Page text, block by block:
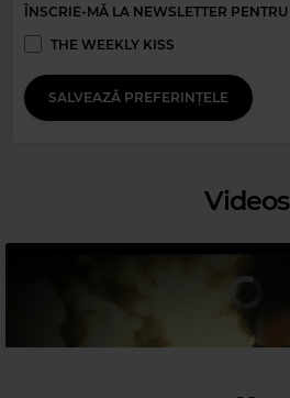
Magic Party Mix
MAGIC PARTY MIX MAGIC PARTY MIX
ÎNSCRIE-MĂ LA NEWSLETTER PENTRU
THE WEEKLY KISS
SALVEAZĂ PREFERINȚELE
Videos